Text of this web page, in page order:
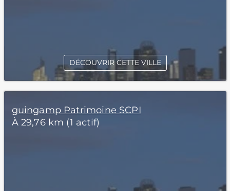
DÉCOUVRIR CETTE VILLE
guingamp Patrimoine SCPI
À 29,76 km (1 actif)